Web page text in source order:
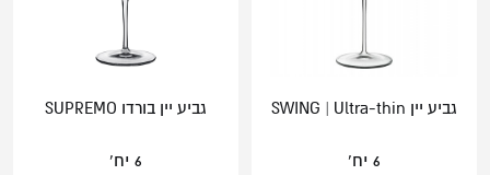
גביע יין SWING | Ultra-thin
6 יח'
גביע יין בורדו SUPREMO
6 יח'